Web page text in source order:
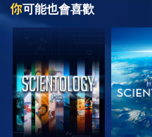
你可能也會喜歡